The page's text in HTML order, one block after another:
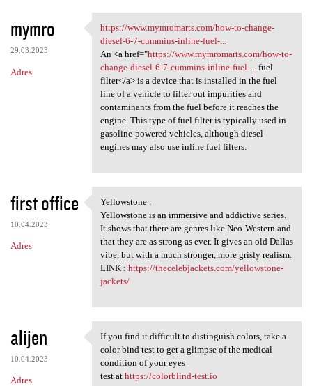
mymro
29.03.2023
Adres
https://www.mymromarts.com
https://www.mymromarts.com/how-to-change-
diesel-6-7-cummins-inline-fuel-...
An <a href="https://www.mymromarts.com/how-to-
change-diesel-6-7-cummins-inline-fuel-...fuel
filter</a> is a device that is installed in the fuel
line of a vehicle to filter out impurities and
contaminants from the fuel before it reaches the
engine. This type of fuel filter is typically used in
gasoline-powered vehicles, although diesel
engines may also use inline fuel filters.
first office
10.04.2023
Adres
Yellowstone :
Yellowstone :
Yellowstone is an immersive and addictive series.
It shows that there are genres like Neo-Western and
that they are as strong as ever. It gives an old Dallas
vibe, but with a much stronger, more grisly realism.
LINK : https://thecelebjackets.com/yellowstone-
jackets/
alijen
10.04.2023
Adres
If you find it difficult to
If you find it difficult to distinguish colors, take a
color bind test to get a glimpse of the medical
condition of your eyes
test at https://colorblind-test.io